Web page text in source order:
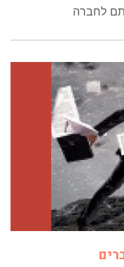
לחברה